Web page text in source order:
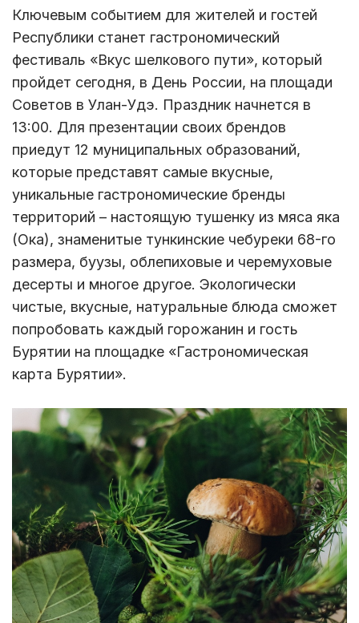
Ключевым событием для жителей и гостей
Республики станет гастрономический
фестиваль «Вкус шелкового пути», который
пройдет сегодня, в День России, на площади
Советов в Улан-Удэ. Праздник начнется в
13:00. Для презентации своих брендов
приедут 12 муниципальных образований,
которые представят самые вкусные,
уникальные гастрономические бренды
территорий – настоящую тушенку из мяса яка
(Ока), знаменитые тункинские чебуреки 68-го
размера, буузы, облепиховые и черемуховые
десерты и многое другое. Экологически
чистые, вкусные, натуральные блюда сможет
попробовать каждый горожанин и гость
Бурятии на площадке «Гастрономическая
карта Бурятии».